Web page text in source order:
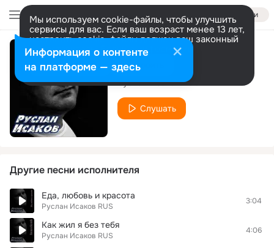
Войти
Мы используем cookie-файлы, чтобы улучшить
сервисы для вас. Если ваш возраст менее 13 лет,
настроить cookie-файлы должен ваш законный
представитель. Больше информации
Разрешить все Настроить
Дорога
Руслан Исаков RUS
Слушать
Другие песни исполнителя
Еда, любовь и красота
Руслан Исаков RUS
3:04
Как жил я без тебя
Руслан Исаков RUS
4:06
Информация о контенте
на платформе — здесь